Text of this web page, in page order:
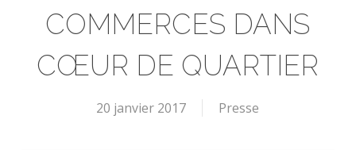
COMMERCES DANS
CŒUR DE QUARTIER
20 janvier 2017 Presse